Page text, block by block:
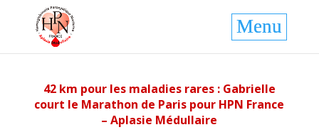
42 km pour les maladies rares : Gabrielle
court le Marathon de Paris pour HPN France
– Aplasie Médullaire